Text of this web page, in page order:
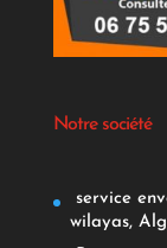
Notre société
service
wilayas,